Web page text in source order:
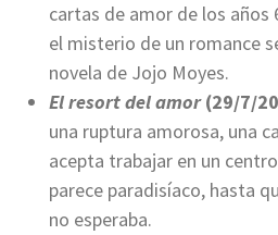
cartas de amor de los años
el misterio de un romance
novela de Jojo Moyes.
El resort del amor(29/7/
una ruptura amorosa, una
acepta trabajar en un
parece paradisíaco, hasta
no esperaba.